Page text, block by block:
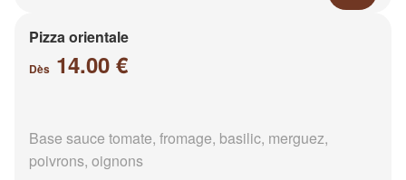
Pizza orientale
Dès 14.00 €
Base sauce tomate, fromage, basilic, merguez,
poivrons, oignons